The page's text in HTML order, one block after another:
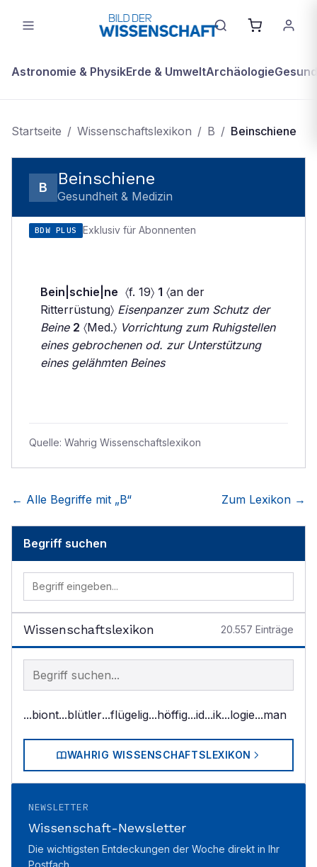
Astronomie & PhysikErde & UmweltArchäologie
Startseite / Wissenschaftslexikon / B / Beinschiene
B Beinschiene
Gesundheit & Medizin
BDW PLUS Exklusiv für Abonnenten
Bein|schie|ne 〈f. 19〉 1 〈an der
Ritterrüstung〉 Eisenpanzer zum Schutz der
Beine 2 〈Med.〉 Vorrichtung zum Ruhigstellen
eines gebrochenen od. zur Unterstützung
eines gelähmten Beines
Quelle: Wahrig Wissenschaftslexikon
← Alle Begriffe mit „B“ Zum Lexikon →
Begriff suchen
Wissenschaftslexikon 20.557 Einträge
Begriff im Lexikon suchen
...biont...blütler...flügelig...höffig...id...ik...logie...man
WAHRIG WISSENSCHAFTSLEXIKON
NEWSLETTER
Wissenschaft-Newsletter
Die wichtigsten Entdeckungen der Woche direkt in Ihr
Postfach.